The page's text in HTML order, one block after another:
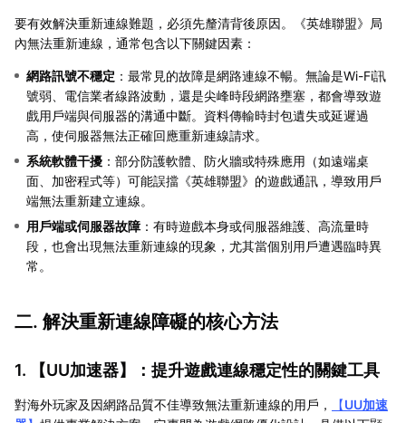
要有效解決重新連線難題，必須先釐清背後原因。《英雄聯盟》局
內無法重新連線，通常包含以下關鍵因素：
網路訊號不穩定 ：最常見的故障是網路連線不暢。無論是Wi-Fi訊
號弱、電信業者線路波動，還是尖峰時段網路壅塞，都會導致遊
戲用戶端與伺服器的溝通中斷。資料傳輸時封包遺失或延遲過
高，使伺服器無法正確回應重新連線請求。
系統軟體干擾 ：部分防護軟體、防火牆或特殊應用（如遠端桌
面、加密程式等）可能誤擋《英雄聯盟》的遊戲通訊，導致用戶
端無法重新建立連線。
用戶端或伺服器故障 ：有時遊戲本身或伺服器維護、高流量時
段，也會出現無法重新連線的現象，尤其當個別用戶遭遇臨時異
常。
二. 解決重新連線障礙的核心方法
1. 【UU加速器】：提升遊戲連線穩定性的關鍵工具
對海外玩家及因網路品質不佳導致無法重新連線的用戶， 【UU加速